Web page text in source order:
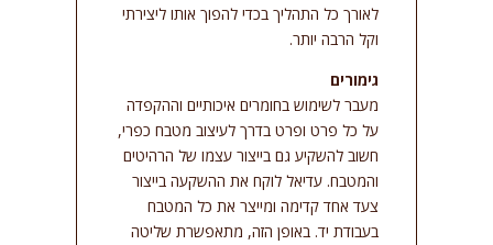
לאורך כל התהליך בכדי להפוך אותו ליצירתי
וקל הרבה יותר.
גימורים
מעבר לשימוש בחומרים איכותיים וההקפדה
על כל פרט ופרט בדרך לעיצוב מטבח כפרי,
חשוב להשקיע גם בייצור עצמו של הרהיטים
והמטבח. עדיאל לוקח את ההשקעה בייצור
צעד אחד קדימה ומייצר את כל המטבח
בעבודת יד. באופן הזה, מתאפשרת שליטה